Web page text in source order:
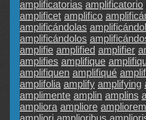
amplificatorias amplificatorio
amplificet amplifico
amplificándolas
amplificándolos
amplifie amplified amplifier
amplifies amplifique
amplifiquen amplifiqué
amplifolia amplify amplifying
amplimente amplin amplins
ampliora ampliore ampliorem